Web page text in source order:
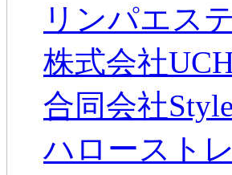
リンパエス
株式会社
合同会社
ハロースト